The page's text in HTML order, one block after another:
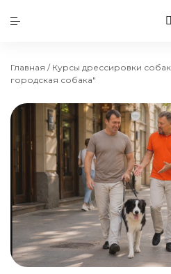
Главная / Курсы дрессировки собак
городская собака"